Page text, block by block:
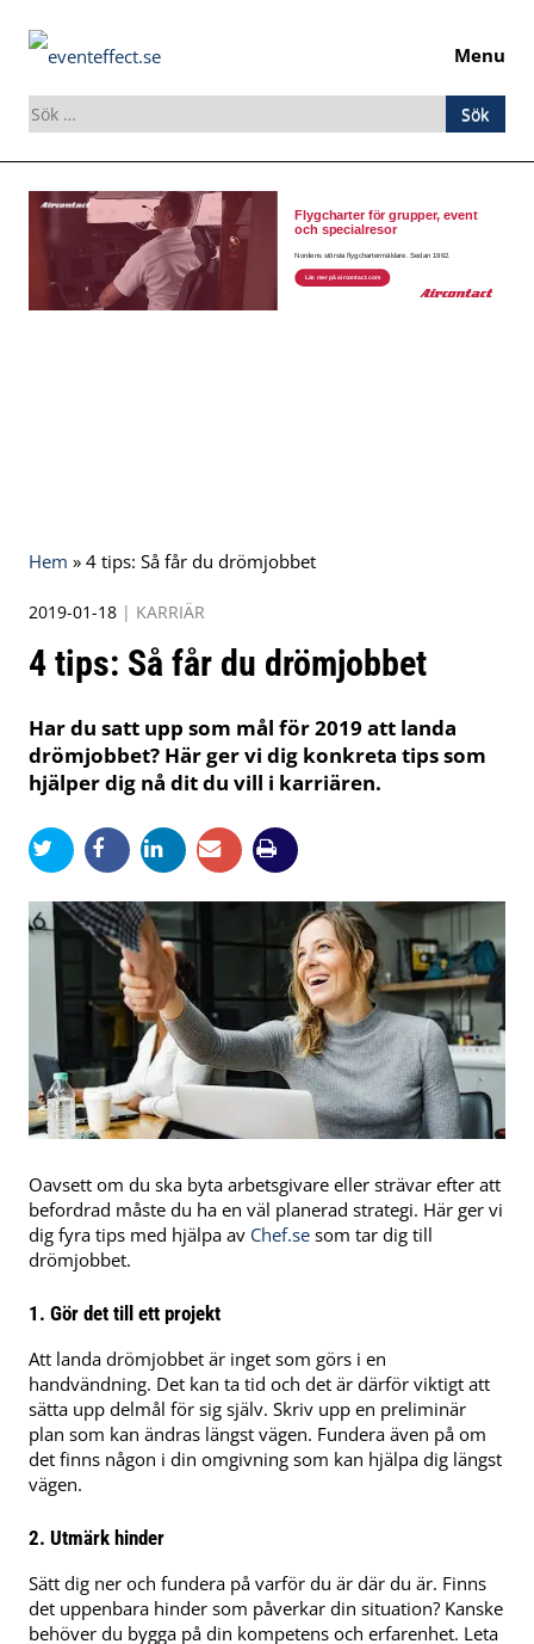
Menu
Sök
efter:
Skip
content
Hem » 4 tips: Så får du drömjobbet
2019-01-18 | KARRIÄR
4 tips: Så får du drömjobbet
Har du satt upp som mål för 2019 att landa
drömjobbet? Här ger vi dig konkreta tips som
hjälper dig nå dit du vill i karriären.
Oavsett om du ska byta arbetsgivare eller strävar efter att
befordrad måste du ha en väl planerad strategi. Här ger vi
dig fyra tips med hjälpa av Chef.se som tar dig till
drömjobbet.
1. Gör det till ett projekt
Att landa drömjobbet är inget som görs i en
handvändning. Det kan ta tid och det är därför viktigt att
sätta upp delmål för sig själv. Skriv upp en preliminär
plan som kan ändras längst vägen. Fundera även på om
det finns någon i din omgivning som kan hjälpa dig längst
vägen.
2. Utmärk hinder
Sätt dig ner och fundera på varför du är där du är. Finns
det uppenbara hinder som påverkar din situation? Kanske
behöver du bygga på din kompetens och erfarenhet. Leta